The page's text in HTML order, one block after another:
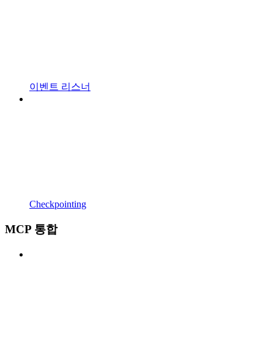
이벤트 리스너
Checkpointing
MCP 통합